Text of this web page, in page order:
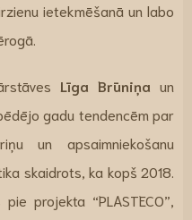
ietekmēšanā un labo
Līga Brūniņa un
gadu tendencēm par
un apsaimniekošanu
skaidrots, ka kopš 2018.
projekta “PLASTECO”,